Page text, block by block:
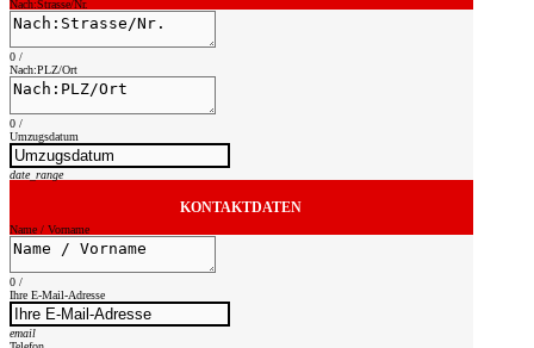
Nach:Strasse/Nr.
0 /
Nach:PLZ/Ort
0 /
Umzugsdatum
date_range
KONTAKTDATEN
Name / Vorname
0 /
Ihre E-Mail-Adresse
email